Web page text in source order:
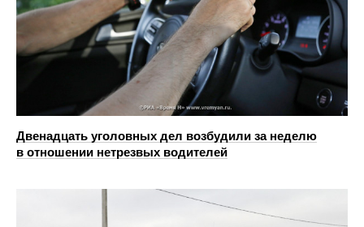
Двенадцать уголовных дел возбудили за неделю
в отношении нетрезвых водителей